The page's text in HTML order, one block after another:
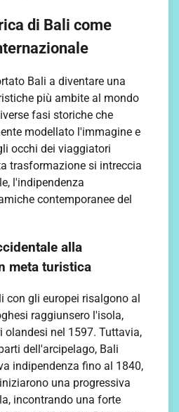
di Bali come
Bali a diventare una
più ambite al mondo
fasi storiche che
modellato l'immagine e
occhi dei viaggiatori
trasformazione si intreccia
l'indipendenza
contemporanee del
alla
meta turistica
con gli europei risalgono al
raggiunsero l'isola,
nel 1597. Tuttavia,
dell'arcipelago, Bali
indipendenza fino al 1840,
una progressiva
incontrando una forte